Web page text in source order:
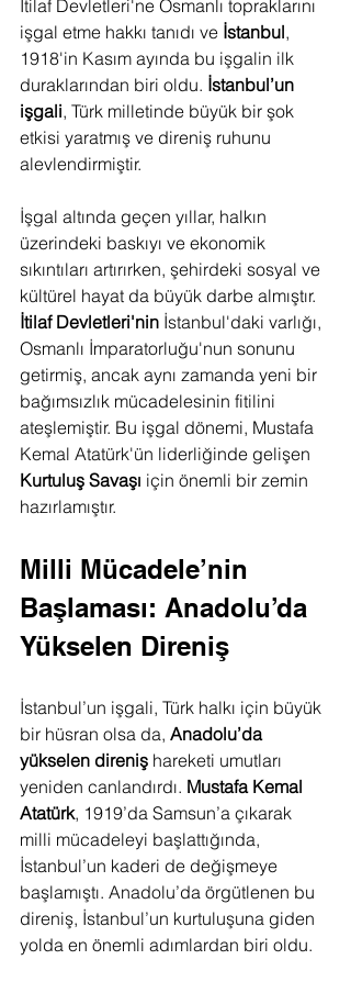
İtilaf Devletleri'ne Osmanlı topraklarını
işgal etme hakkı tanıdı ve İstanbul,
1918'in Kasım ayında bu işgalin ilk
duraklarından biri oldu. İstanbul’un
işgali, Türk milletinde büyük bir şok
etkisi yaratmış ve direniş ruhunu
alevlendirmiştir.
İşgal altında geçen yıllar, halkın
üzerindeki baskıyı ve ekonomik
sıkıntıları artırırken, şehirdeki sosyal ve
kültürel hayat da büyük darbe almıştır.
İtilaf Devletleri'nin İstanbul'daki varlığı,
Osmanlı İmparatorluğu'nun sonunu
getirmiş, ancak aynı zamanda yeni bir
bağımsızlık mücadelesinin fitilini
ateşlemiştir. Bu işgal dönemi, Mustafa
Kemal Atatürk'ün liderliğinde gelişen
Kurtuluş Savaşı için önemli bir zemin
hazırlamıştır.
Milli Mücadele’nin
Başlaması: Anadolu’da
Yükselen Direniş
İstanbul’un işgali, Türk halkı için büyük
bir hüsran olsa da, Anadolu’da
yükselen direniş hareketi umutları
yeniden canlandırdı. Mustafa Kemal
Atatürk, 1919’da Samsun’a çıkarak
milli mücadeleyi başlattığında,
İstanbul’un kaderi de değişmeye
başlamıştı. Anadolu’da örgütlenen bu
direniş, İstanbul’un kurtuluşuna giden
yolda en önemli adımlardan biri oldu.